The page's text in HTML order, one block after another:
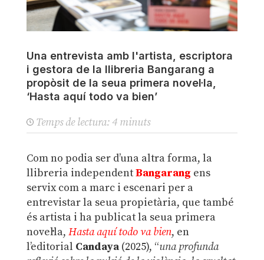
Una entrevista amb l'artista, escriptora
i gestora de la llibreria Bangarang a
propòsit de la seua primera novel·la,
‘Hasta aquí todo va bien’
Temps de lectura: 4 minuts
Com no podia ser d’una altra forma, la
llibreria independentBangarang ens
servix com a marc i escenari per a
entrevistar la seua propietària, que també
és artista i ha publicat la seua primera
novel·la, Hasta aquí todo va bien, en
l’editorial Candaya(2025), “una profunda